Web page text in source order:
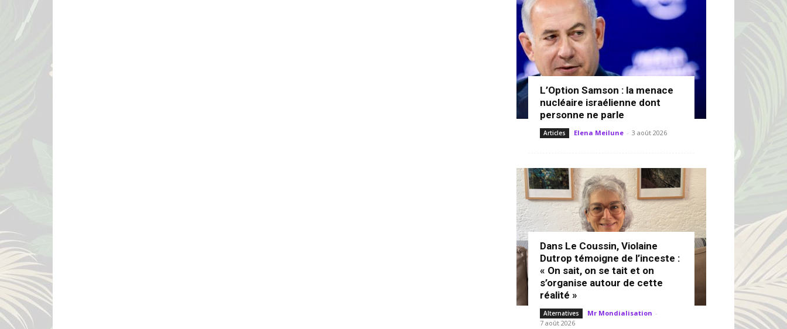
L’Option Samson : la menace
nucléaire israélienne dont
personne ne parle
Articles Elena Meilune - 3 août 2026
Dans Le Coussin, Violaine
Dutrop témoigne de l’inceste :
« On sait, on se tait et on
s’organise autour de cette
réalité »
Alternatives Mr Mondialisation -
7 août 2026